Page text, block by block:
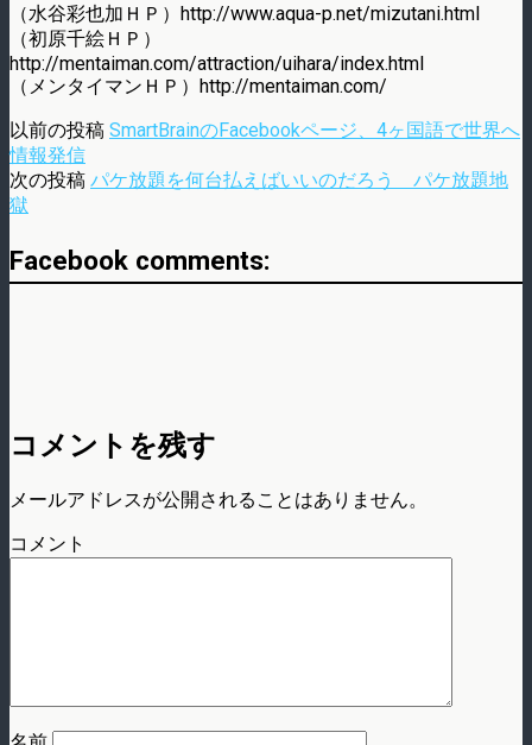
（水谷彩也加ＨＰ）http://www.aqua-p.net/mizutani.html
（初原千絵ＨＰ）
http://mentaiman.com/attraction/uihara/index.html
（メンタイマンＨＰ）http://mentaiman.com/
以前の投稿 SmartBrainのFacebookページ、4ヶ国語で世界へ
情報発信
次の投稿 パケ放題を何台払えばいいのだろう パケ放題地
獄
Facebook comments:
コメントを残す
メールアドレスが公開されることはありません。
コメント